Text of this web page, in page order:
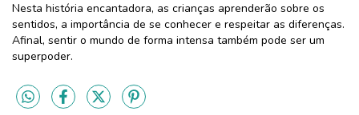
Nesta história encantadora, as crianças aprenderão sobre os
sentidos, a importância de se conhecer e respeitar as diferenças.
Afinal, sentir o mundo de forma intensa também pode ser um
superpoder.